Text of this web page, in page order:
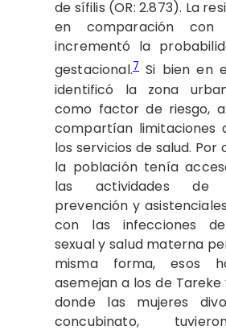
de sífilis (OR: 2.873). La
en comparación con
incrementó la
gestacional.7Si bien en
identificó la zona
como factor de riesgo,
compartían limitaciones
los servicios de salud. Por
la población tenía
las actividades de
prevención y
con las infecciones
sexual y salud materna
misma forma, esos
asemejan a los de
donde las mujeres
concubinato,